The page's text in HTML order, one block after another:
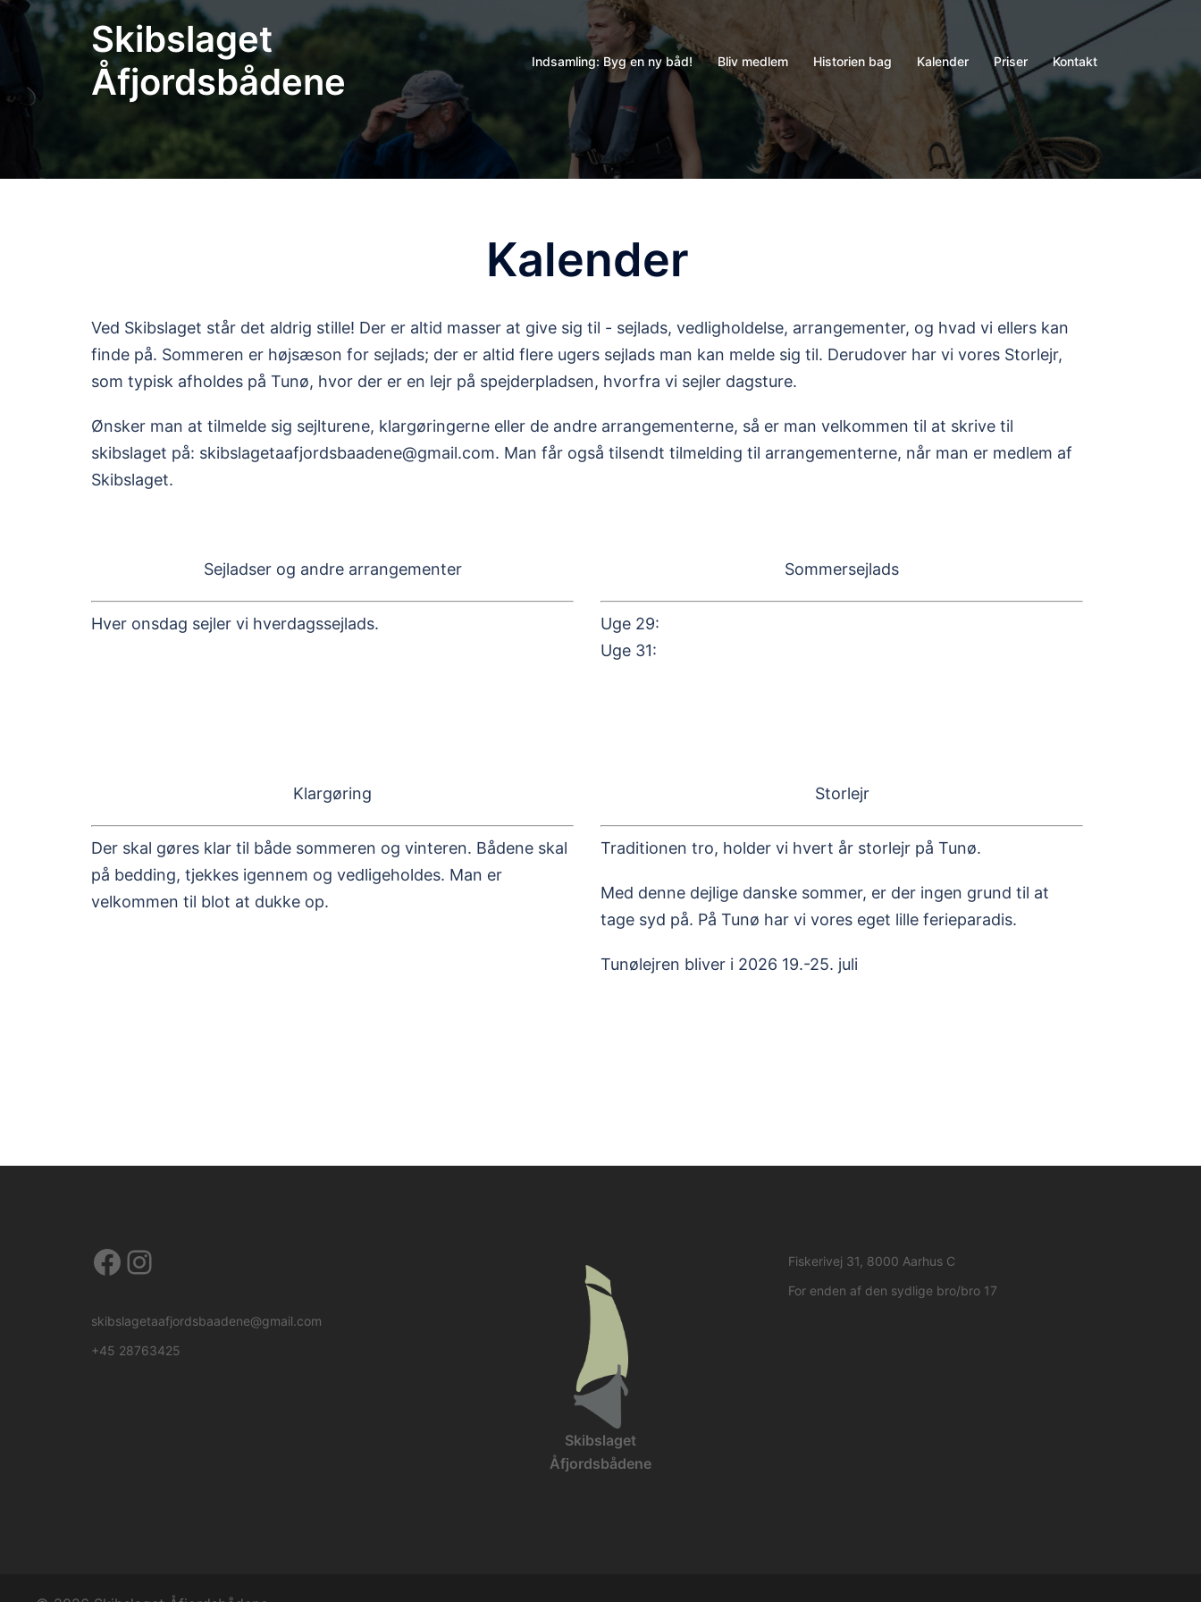
Skip
Skibslaget
Åfjordsbådene
Indsamling: Byg en ny båd! Bliv medlem Historien bag Kalender Priser Kontakt
Kalender
Ved Skibslaget står det aldrig stille! Der er altid masser at give sig til - sejlads, vedligholdelse, arrangementer, og hvad vi ellers kan
finde på. Sommeren er højsæson for sejlads; der er altid flere ugers sejlads man kan melde sig til. Derudover har vi vores Storlejr,
som typisk afholdes på Tunø, hvor der er en lejr på spejderpladsen, hvorfra vi sejler dagsture.
Ønsker man at tilmelde sig sejlturene, klargøringerne eller de andre arrangementerne, så er man velkommen til at skrive til
skibslaget på: skibslagetaafjordsbaadene@gmail.com. Man får også tilsendt tilmelding til arrangementerne, når man er medlem af
Skibslaget.
Sejladser og andre arrangementer
Hver onsdag sejler vi hverdagssejlads.
Sommersejlads
Uge 29:
Uge 31:
Klargøring
Der skal gøres klar til både sommeren og vinteren. Bådene skal
på bedding, tjekkes igennem og vedligeholdes. Man er
velkommen til blot at dukke op.
Storlejr
Traditionen tro, holder vi hvert år storlejr på Tunø.
Med denne dejlige danske sommer, er der ingen grund til at
tage syd på. På Tunø har vi vores eget lille ferieparadis.
Tunølejren bliver i 2026 19.-25. juli
Facebook
Instagram
skibslagetaafjordsbaadene@gmail.com
+45 28763425
Skibslaget
Åfjordsbådene
Fiskerivej 31, 8000 Aarhus C
For enden af den sydlige bro/bro 17